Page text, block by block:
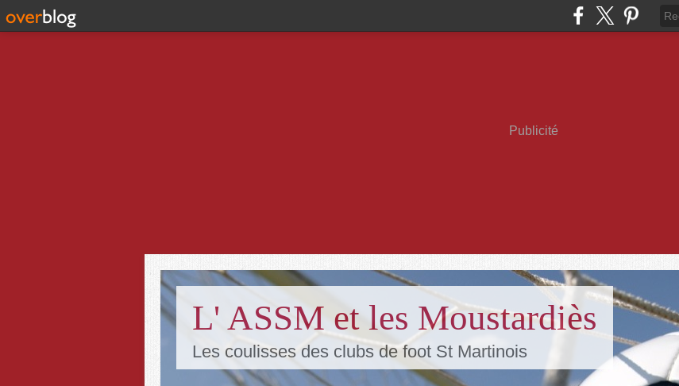
Publicité
L' ASSM et les Moustardiès
Les coulisses des clubs de foot St Martinois